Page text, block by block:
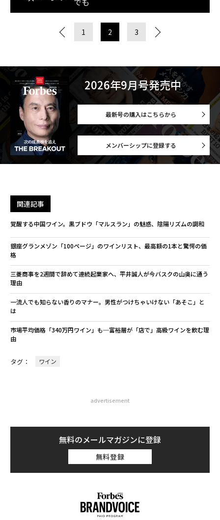
1 2 3
2026年9月号発売中
最新号の購入はこちらから
メンバーシップに登録する
関連記事
覚醒する中国ワイン。黒ブドウ「マルスラン」の魅惑、陰陽リズムの調和
銀座グランメゾン「100ページ」のワインリスト、最高額の1本と驚愕の価
格
三菱商事を2週間で辞めて連続起業家へ、平井誠人が今バスクの山奥に通う
理由
一流人でも知らない香りのマナー。男性がつけちゃいけない「あそこ」と
は
市場平均価格「340万円ワイン」も─富裕層が「店で」高級ワインを飲む理
由
タグ： ワイン
advertisement
無料のメールマガジンに登録
無料登録